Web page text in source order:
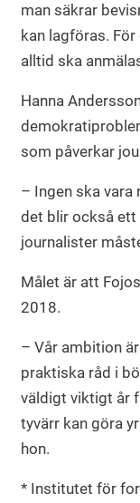
man säkrar
kan lagföras.
alltid ska
Hanna
som påverkar
– Ingen ska
det blir också
journalister
Målet är att
2018.
– Vår ambition
praktiska råd i
väldigt viktigt år
tyvärr kan göra
hon.
* Institutet för